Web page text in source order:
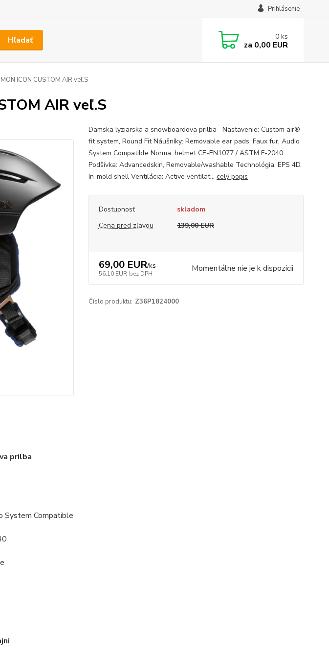
Prihlásenie
Hľadať 0 ks
za 0,00 EUR
ICON CUSTOM AIR veľ.S
AIR veľ.S
Damska lyziarska a snowboardova prilba Nastavenie: Custom air®
fit system, Round Fit Náušníky: Removable ear pads, Faux fur, Audio
System Compatible Norma: helmet CE-EN1077 / ASTM F-2040
Podšívka: Advancedskin, Removable/washable Technológia: EPS 4D,
In-mold shell Ventilácia: Active ventilat... celý popis
Dostupnosť
skladom
Cena pred zľavou
139,00 EUR
69,00 EUR/ks
56,10 EUR bez DPH Momentálne nie je k dispozícii
Číslo produktu: Z36P1824000
prilba
System Compatible